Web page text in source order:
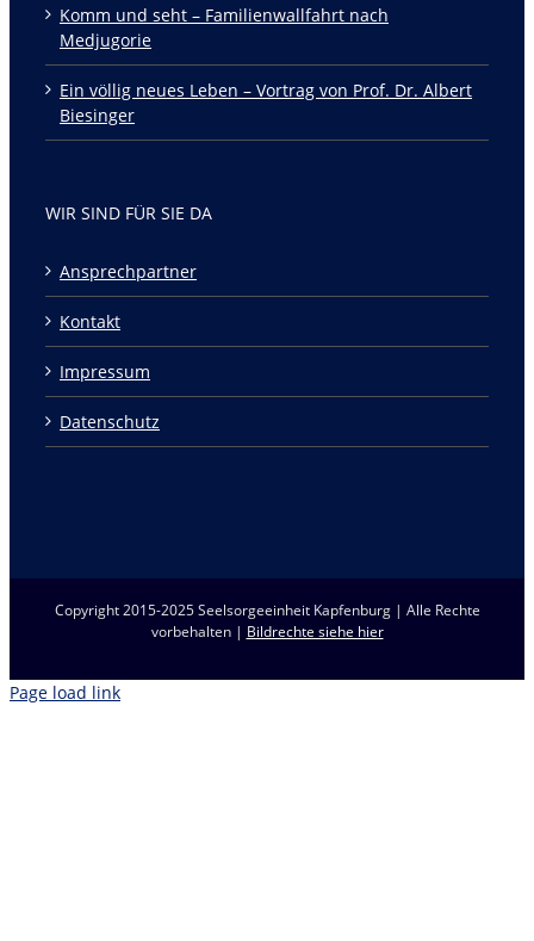
Komm und seht – Familienwallfahrt nach
Medjugorie
Ein völlig neues Leben – Vortrag von Prof. Dr. Albert
Biesinger
WIR SIND FÜR SIE DA
Ansprechpartner
Kontakt
Impressum
Datenschutz
Copyright 2015-2025 Seelsorgeeinheit Kapfenburg | Alle Rechte
vorbehalten | Bildrechte siehe hier
Page load link